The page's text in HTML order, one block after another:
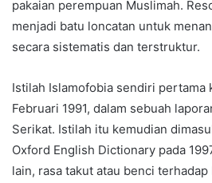
pakaian perempuan Muslimah.
menjadi batu loncatan untuk
secara sistematis dan terstruktur.
Istilah Islamofobia sendiri pertama
Februari 1991, dalam sebuah
Serikat. Istilah itu kemudian
Oxford English Dictionary pada
lain, rasa takut atau benci